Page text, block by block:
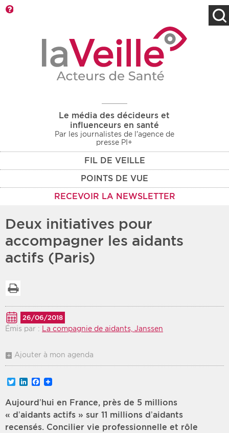
Le média des décideurs et
influenceurs en santé
Par les journalistes de l'agence de
presse PI+
FIL DE VEILLE
POINTS DE VUE
RECEVOIR LA NEWSLETTER
Rendez-vous des 7
prochains jours
Recherche par mots clés
Type d'information
Rendez-vous
Protection sociale
Médico-social
Zone géographique
Période
Deux initiatives pour
accompagner les aidants
actifs (Paris)
26/06/2018
Émis par : La compagnie de aidants, Janssen
Ajouter à mon agenda
TwitterLinkedInFacebook
Aujourd’hui en France, près de 5 millions
« d’aidants actifs » sur 11 millions d’aidants
recensés. Concilier vie professionnelle et rôle